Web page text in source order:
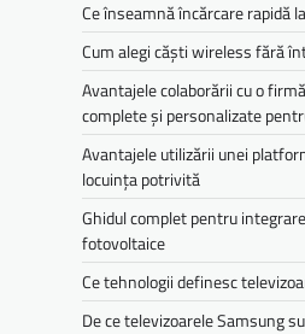
Ce înseamnă încărcare rapidă
Cum alegi căști wireless fără
Avantajele colaborării cu o
complete și personalizate
Avantajele utilizării unei
locuința potrivită
Ghidul complet pentru
fotovoltaice
Ce tehnologii definesc
De ce televizoarele Samsung